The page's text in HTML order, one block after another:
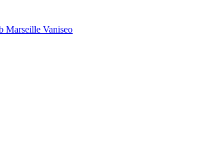
Marseille Vaniseo